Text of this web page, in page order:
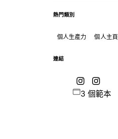
熱門類別
個人生產力 個人主頁
連結
3 個範本